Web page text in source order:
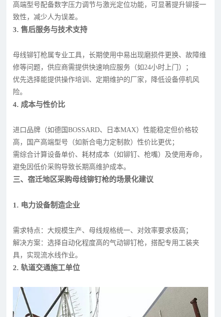
高端型号配备数字压力调节与激光定位功能，可显著提升铆接一
致性，减少人为误差。
3. 售后服务与技术支持
母线铆钉枪属专业工具，长期使用中易出现磨损件更换、故障维
修等问题，供应商需提供快速响应服务（如24小时上门）；
优先选择能提供操作培训、定期维护的厂家，降低设备停机风
险。
4. 成本与性价比
进口品牌（如德国BOSSARD、日本MAX）性能稳定但价格较
高，国产高端型号（如新合电力定制款）性价比更优；
需综合计算设备单价、耗材成本（如铆钉、枪嘴）及使用寿命，
避免因低价采购导致长期高维护成本。
三、宿迁地区采购母线铆钉枪的场景化建议
1. 电力设备制造企业
需求特点：大规模生产、母线规格统一、对效率要求极高；
解决方案：选择自动化程度高的气动铆钉枪，搭配专用工装夹
具，实现流水线作业。
2. 轨道交通施工单位